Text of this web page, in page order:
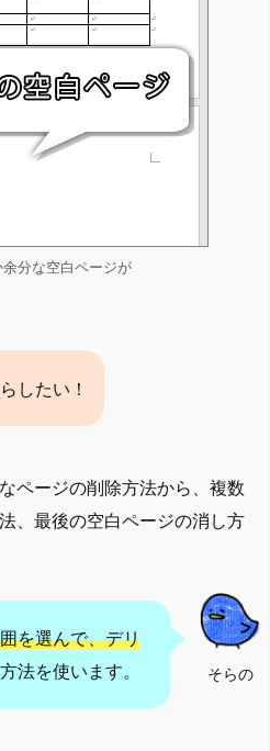
分な空白ページが
したい！
ページの削除方法から、複数
、最後の空白ページの消し方
そらの
を選んで、デリ
法を使います。